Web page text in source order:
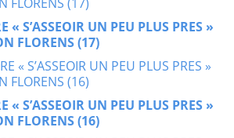
« S’ASSEOIR UN PEU PLUS PRES »
FLORENS (17)
« S’ASSEOIR UN PEU PLUS PRES »
FLORENS (16)